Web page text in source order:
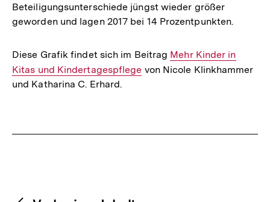
Beteiligungsunterschiede jüngst wieder größer
geworden und lagen 2017 bei 14 Prozentpunkten.
Diese Grafik findet sich im Beitrag Interner
Link:
Mehr Kinder in
Kitas und Kindertagespflege von Nicole Klinkhammer
und Katharina C. Erhard.